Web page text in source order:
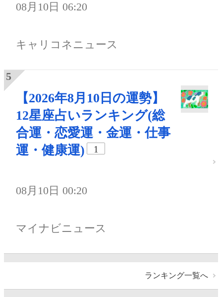
08月10日 06:20
キャリコネニュース
【2026年8月10日の運勢】
12星座占いランキング(総
合運・恋愛運・金運・仕事
運・健康運)
1
08月10日 00:20
マイナビニュース
ランキング一覧へ